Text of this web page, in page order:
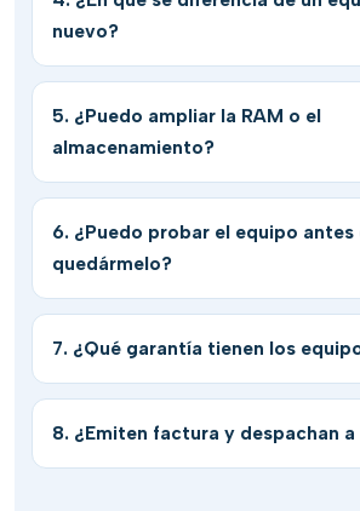
nuevo?
5. ¿Puedo ampliar la RAM o el
almacenamiento?
6. ¿Puedo probar el equipo antes
quedármelo?
7. ¿Qué garantía tienen los
8. ¿Emiten factura y despachan a